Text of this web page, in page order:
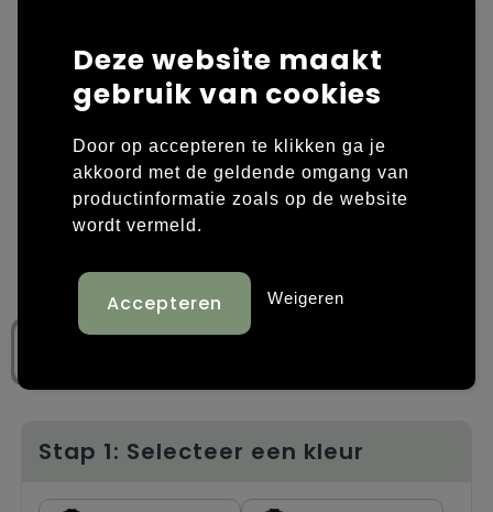
Laptop hoezen en tassen
Overige tassen
Papieren tassen
Promotietassen
Rugzakken
Strandtassen
Tassen voor sport
Trolleys
Polo's
Sweaters bedrukken
T-shirts bedrukken
Schoenen bedrukken
Stap 1: Selecteer een kleur
Deze website maakt
gebruik van cookies
Door op accepteren te klikken ga je
akkoord met de geldende omgang van
productinformatie zoals op de website
wordt vermeld.
Weigeren